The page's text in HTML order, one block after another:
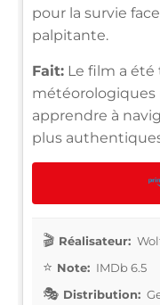
pour la survie
palpitante.
Fait: Le film a
météorologiques
apprendre à
plus
Réalisateur:
Note: IMDb 6.5
Distribution: